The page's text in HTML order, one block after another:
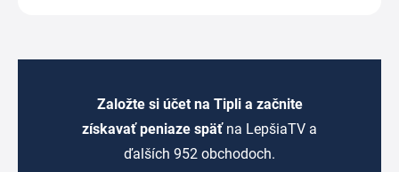
Založte si účet na Tipli a začnite
získavať peniaze späť na LepšiaTV a
ďalších 952 obchodoch.